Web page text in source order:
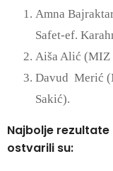
Amna
Safet-ef.
Aiša Alić (MIZ
Davud Merić
Sakić).
Najbolje rezultate
ostvarili su: